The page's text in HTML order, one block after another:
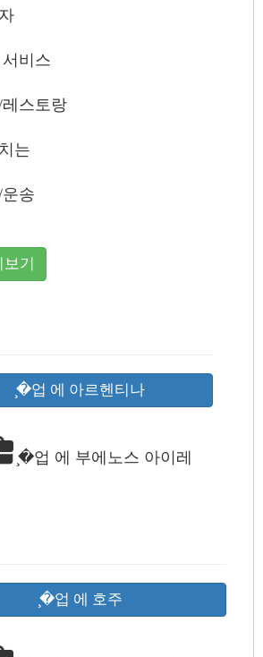
비스
스토랑
는
송
기
̧�업 에 아르헨티나
̧�업 에 부에노스 아이레
̧�업 에 호주